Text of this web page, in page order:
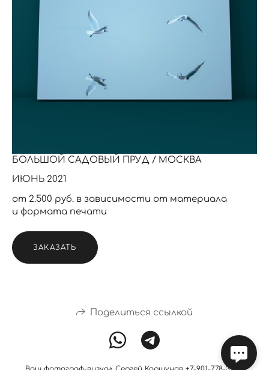
БОЛЬШОЙ САДОВЫЙ ПРУД / МОСКВА
ИЮНЬ 2021
от 2.500 руб. в зависимости от материала
и формата печати
ЗАКАЗАТЬ
Поделиться ссылкой